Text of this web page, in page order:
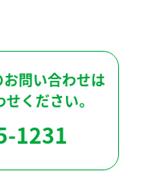
問い合わせは
せください。
1231